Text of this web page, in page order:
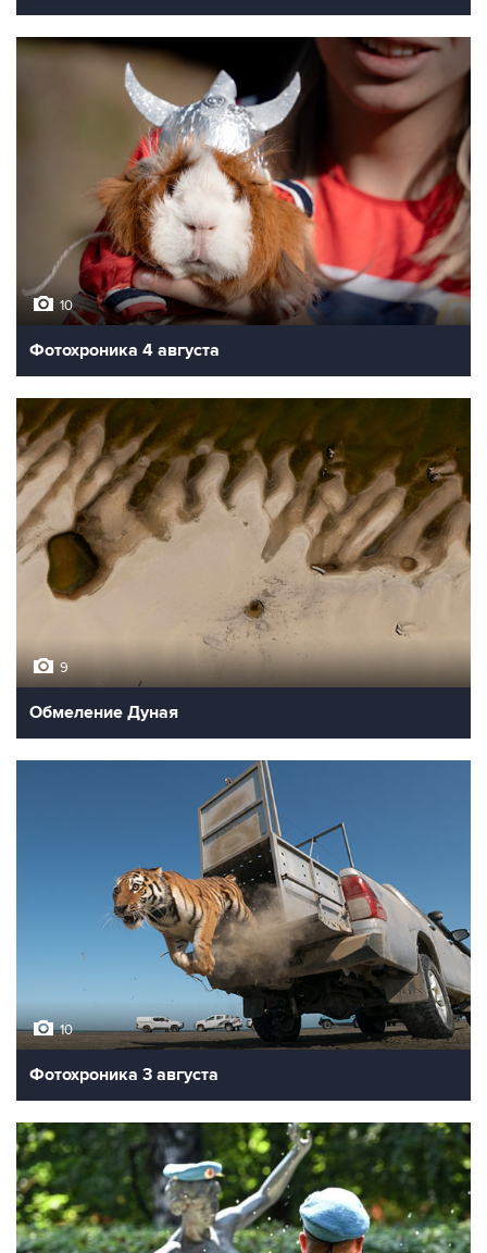
10
Фотохроника 4 августа
9
Обмеление Дуная
10
Фотохроника 3 августа